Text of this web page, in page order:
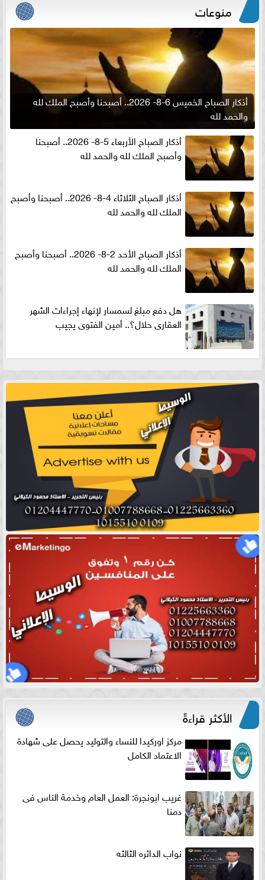
منوعات
أذكار الصباح الخميس 6-8- 2026.. أصبحنا وأصبح الملك لله
والحمد لله
أذكار الصباح الأربعاء 5-8- 2026.. أصبحنا
وأصبح الملك لله والحمد لله
أذكار الصباح الثلاثاء 4-8- 2026.. أصبحنا وأصبح
الملك لله والحمد لله
أذكار الصباح الأحد 2-8- 2026.. أصبحنا وأصبح
الملك لله والحمد لله
هل دفع مبلغ لسمسار لإنهاء إجراءات الشهر
العقارى حلال؟.. أمين الفتوى يجيب
الأكثر قراءةً
مركز اوركيدا للنساء والتوليد يحصل على شهادة
الاعتماد الكامل
غريب ابونجرة: العمل العام وخدمة الناس فى
دمنا
نواب الدائره الثالثه